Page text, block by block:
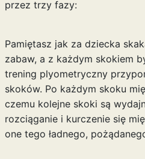
przez trzy fazy:
Pamiętasz jak za dziecka
zabaw, a z każdym skokiem
trening plyometryczny
skoków. Po każdym skoku
czemu kolejne skoki są
rozciąganie i kurczenie się
one tego ładnego,